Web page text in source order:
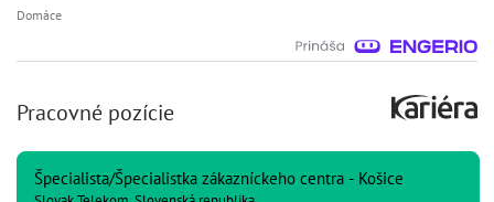
Domáce
Pracovné pozície
Špecialista/Špecialistka zákazníckeho centra - Košice